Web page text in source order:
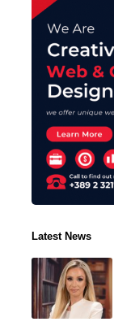
Latest News